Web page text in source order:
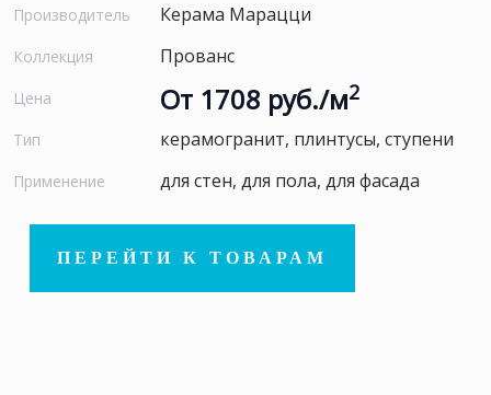
Производитель Керама Марацци
Коллекция Прованс
Цена От 1708 руб./м2
Тип керамогранит, плинтусы, ступени
Применение для стен, для пола, для фасада
ПЕРЕЙТИ К ТОВАРАМ